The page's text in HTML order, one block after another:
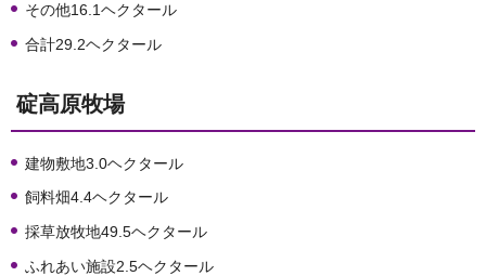
その他16.1ヘクタール
合計29.2ヘクタール
碇高原牧場
建物敷地3.0ヘクタール
飼料畑4.4ヘクタール
採草放牧地49.5ヘクタール
ふれあい施設2.5ヘクタール